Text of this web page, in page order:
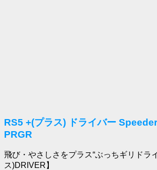
RS5 +(プラス) ドライバー
PRGR
飛び・やさしさをプラス“ぶっちギリドラ
ス)DRIVER】